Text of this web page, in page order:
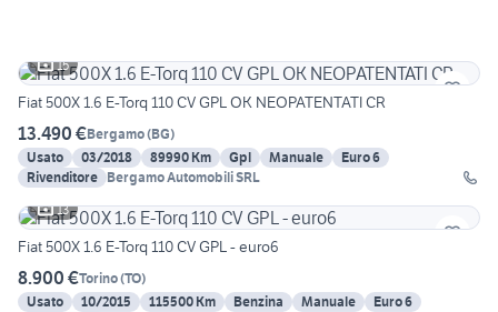
15
Fiat 500X 1.6 E-Torq 110 CV GPL OK NEOPATENTATI CR
13.490 €Bergamo(BG)
Usato
03/2018 89990 Km Gpl Manuale
Euro 6
Rivenditore Bergamo Automobili SRL
13
Fiat 500X 1.6 E-Torq 110 CV GPL - euro6
8.900 €Torino(TO)
Usato
10/2015 115500 Km Benzina Manuale
Euro 6